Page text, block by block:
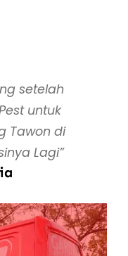
setelah
untuk
Tawon di
Lagi”